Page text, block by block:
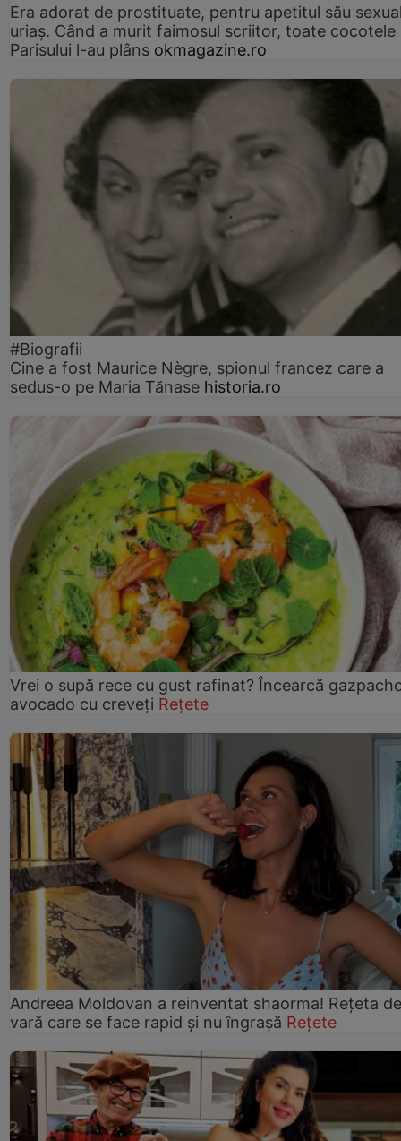
Era adorat de prostituate, pentru apetitul său
uriaș. Când a murit faimosul scriitor, toate cocotele
Parisului l-au plâns okmagazine.ro
#Biografii
Cine a fost Maurice Nègre, spionul francez care a
sedus-o pe Maria Tănase historia.ro
Vrei o supă rece cu gust rafinat? Încearcă
avocado cu creveți Rețete
Andreea Moldovan a reinventat shaorma! Rețeta de
vară care se face rapid și nu îngrașă Rețete